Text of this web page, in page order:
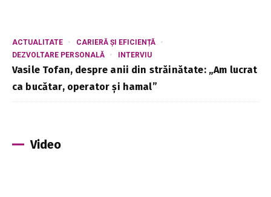
ACTUALITATE
CARIERĂ ȘI EFICIENȚĂ
DEZVOLTARE PERSONALĂ
INTERVIU
Vasile Tofan, despre anii din străinătate: „Am lucrat
ca bucătar, operator și hamal”
Video